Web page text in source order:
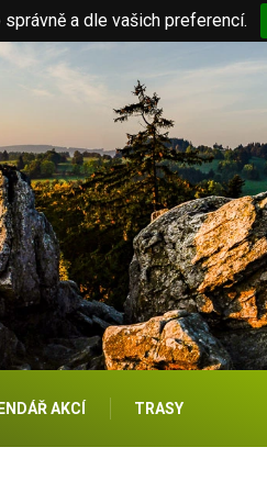
a dle vašich preferencí.
AKCÍ TRASY